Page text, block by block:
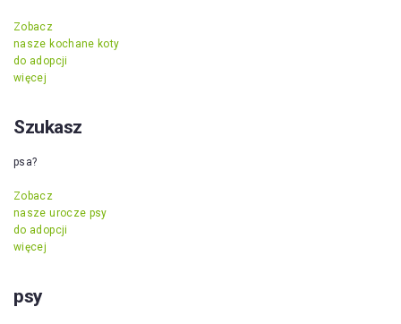
Zobacz
nasze kochane koty
do adopcji
więcej
Szukasz
psa?
Zobacz
nasze urocze psy
do adopcji
więcej
psy